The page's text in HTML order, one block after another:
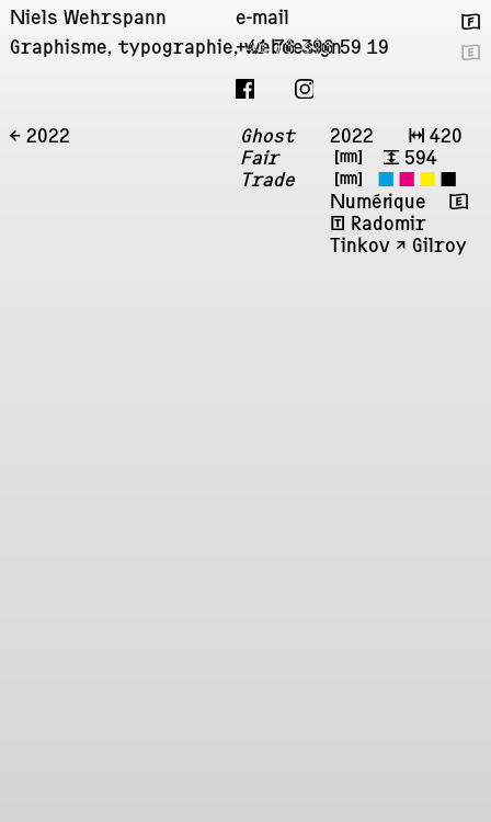
Niels Wehrspann
Graphisme, typographie, webdesign
+41 76 396 59 19
e-mail
🇫
🇬
← 2022
Ghost
Fair
Trade
2022 ↔ 420
㎜
↕ 594
㎜
◼ ◼ ◼ ◼
Numérique 🇬
ʧ Radomir
Tinkov ↗︎ Gilroy